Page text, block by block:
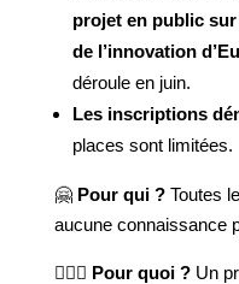
projet en public
de l’innovation
déroule en juin.
Les inscriptions
places sont limitées.
🤗 Pour qui ?Toutes
aucune connaissance
🦸🏼‍♀️ Pour quoi ?Un